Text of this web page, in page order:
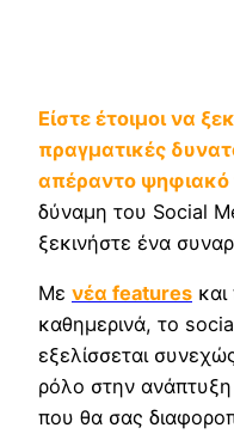
Είστε έτοιμοι να
πραγματικές
απέραντο ψηφιακό
δύναμη του Social
ξεκινήστε ένα
Με νέα features
καθημερινά, το
εξελίσσεται
ρόλο στην
που θα σας